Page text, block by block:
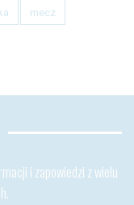
mecz
i zapowiedzi z wielu